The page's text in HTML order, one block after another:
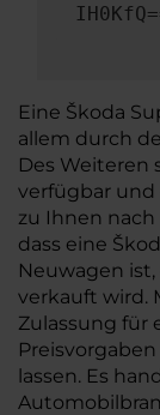
Eine Škoda
allem durch
Des Weiteren
verfügbar und
zu Ihnen
dass eine
Neuwagen
verkauft wird.
Zulassung für
lassen. Es